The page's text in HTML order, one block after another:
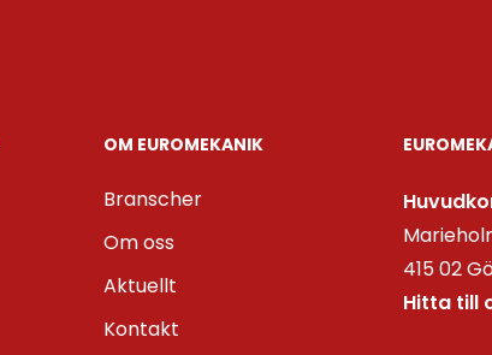
OM EUROMEKANIK
Branscher
Om oss
Aktuellt
Kontakt
415 02
Hitta till